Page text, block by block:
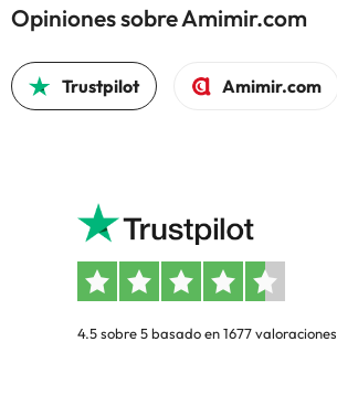
Opiniones sobre Amimir.com
Trustpilot Amimir.com
4.5 sobre 5 basado en 1677 valoraciones